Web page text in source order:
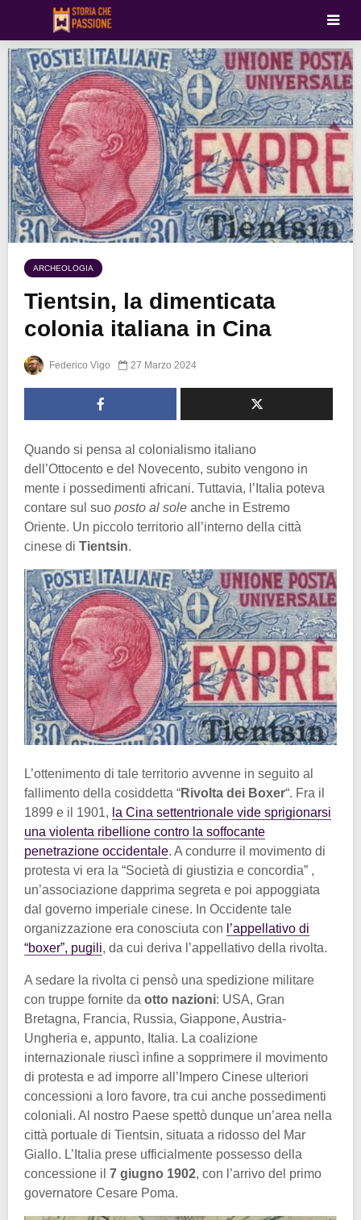
ARCHEOLOGIA
Tientsin, la dimenticata
colonia italiana in Cina
Federico Vigo 27 Marzo 2024
Quando si pensa al colonialismo italiano
dell’Ottocento e del Novecento, subito vengono in
mente i possedimenti africani. Tuttavia, l’Italia poteva
contare sul suo posto al sole anche in Estremo
Oriente. Un piccolo territorio all’interno della città
cinese di Tientsin.
L’ottenimento di tale territorio avvenne in seguito al
fallimento della cosiddetta “Rivolta dei Boxer“. Fra il
1899 e il 1901, la Cina settentrionale vide sprigionarsi
una violenta ribellione contro la soffocante
penetrazione occidentale. A condurre il movimento di
protesta vi era la “Società di giustizia e concordia” ,
un’associazione dapprima segreta e poi appoggiata
dal governo imperiale cinese. In Occidente tale
organizzazione era conosciuta con l’appellativo di
“boxer”, pugili, da cui deriva l’appellativo della rivolta.
A sedare la rivolta ci pensò una spedizione militare
con truppe fornite da otto nazioni: USA, Gran
Bretagna, Francia, Russia, Giappone, Austria-
Ungheria e, appunto, Italia. La coalizione
internazionale riuscì infine a sopprimere il movimento
di protesta e ad imporre all’Impero Cinese ulteriori
concessioni a loro favore, tra cui anche possedimenti
coloniali. Al nostro Paese spettò dunque un’area nella
città portuale di Tientsin, situata a ridosso del Mar
Giallo. L’Italia prese ufficialmente possesso della
concessione il 7 giugno 1902, con l’arrivo del primo
governatore Cesare Poma.